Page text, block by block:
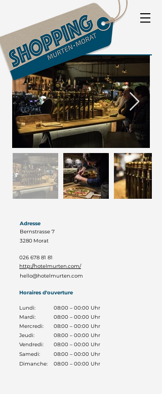
Adresse
Morat
3280
Bernstrasse 7
026 678 81 81
http://hotelmurten.com/
hello@hotelmurten.com
Horaires d'ouverture
08:00 – 00:00 Uhr
08:00 – 00:00 Uhr
08:00 – 00:00 Uhr
08:00 – 00:00 Uhr
08:00 – 00:00 Uhr
08:00 – 00:00 Uhr
08:00 – 00:00 Uhr
Lundi:
Mardi:
Mercredi:
Jeudi:
Vendredi:
Samedi:
Dimanche: